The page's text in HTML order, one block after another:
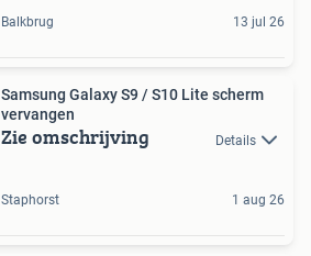
Balkbrug 13 jul 26
Samsung Galaxy S9 / S10 Lite scherm
vervangen
Zie omschrijving Details
Staphorst 1 aug 26